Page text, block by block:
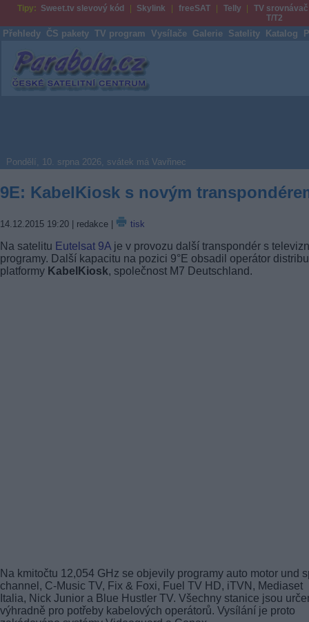
Tipy: Sweet.tv slevový kód Skylink freeSAT Telly
TV srovnávač
T/T2
Přehledy ČS pakety TV program Vysílače Galerie Satelity Katalog
Parabola.cz
Pondělí, 10. srpna 2026, svátek má Vavřinec
9E: KabelKiosk s novým
14.12.2015 19:20 | redakce | tisk
Na satelitu Eutelsat 9A je v provozu další transpondér s
programy. Další kapacitu na pozici 9°E obsadil operátor
platformy KabelKiosk, společnost M7 Deutschland.
Na kmitočtu 12,054 GHz se objevily programy auto motor und
channel, C-Music TV, Fix & Foxi, Fuel TV HD, iTVN, Mediaset
Italia, Nick Junior a Blue Hustler TV. Všechny stanice jsou
výhradně pro potřeby kabelových operátorů. Vysílání je proto